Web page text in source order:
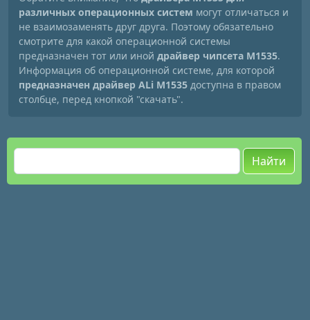
различных операционных систем могут отличаться и
не взаимозаменять друг друга. Поэтому обязательно
смотрите для какой операционной системы
предназначен тот или иной драйвер чипсета M1535.
Информация об операционной системе, для которой
предназначен драйвер ALi M1535 доступна в правом
столбце, перед кнопкой "скачать".
Найти